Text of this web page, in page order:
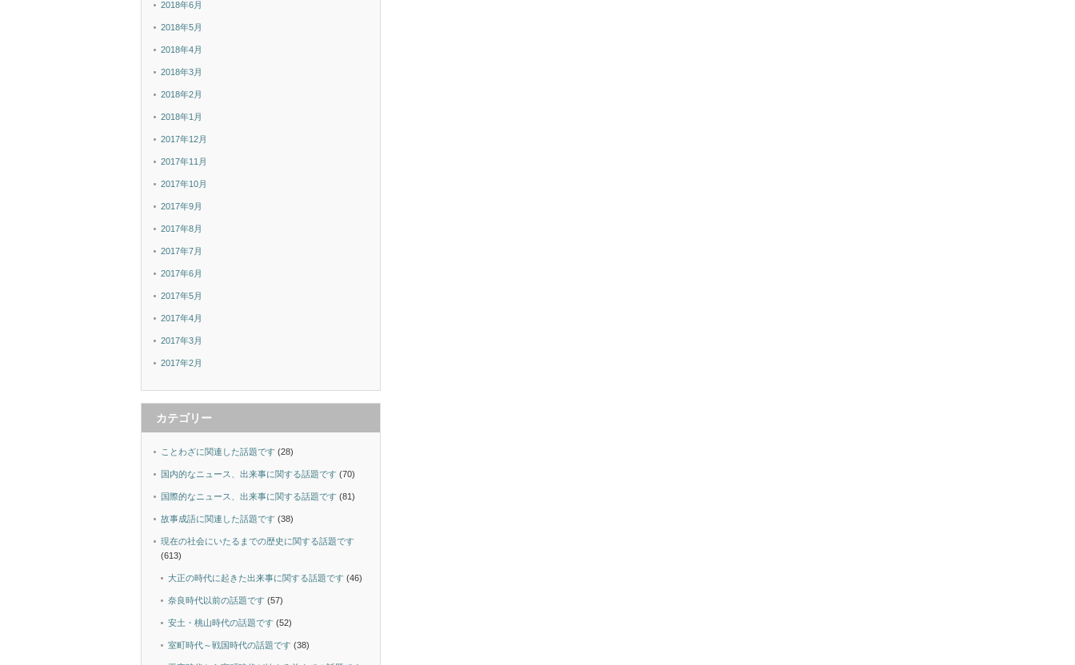
2018年6月
2018年5月
2018年4月
2018年3月
2018年2月
2018年1月
2017年12月
2017年11月
2017年10月
2017年9月
2017年8月
2017年7月
2017年6月
2017年5月
2017年4月
2017年3月
2017年2月
カテゴリー
ことわざに関連した話題です (28)
国内的なニュース、出来事に関する話題です (70)
国際的なニュース、出来事に関する話題です (81)
故事成語に関連した話題です (38)
現在の社会にいたるまでの歴史に関する話題です
(613)
大正の時代に起きた出来事に関する話題です (46)
奈良時代以前の話題です (57)
安土・桃山時代の話題です (52)
室町時代～戦国時代の話題です (38)